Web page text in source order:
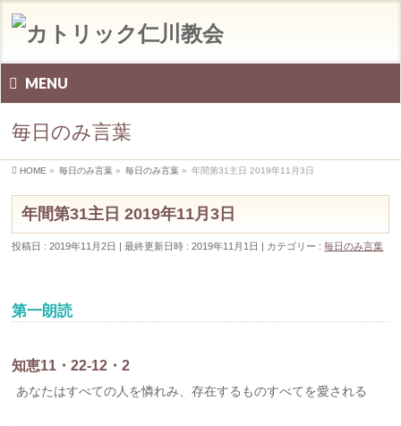
MENU
毎日のみ言葉
HOME » 毎日のみ言葉 » 毎日のみ言葉 » 年間第31主日 2019年11月3日
年間第31主日 2019年11月3日
投稿日 : 2019年11月2日 最終更新日時 : 2019年11月1日 カテゴリー :毎日のみ言葉
第一朗読
知恵11・22-12・2
あなたはすべての人を憐れみ、存在するものすべてを愛される